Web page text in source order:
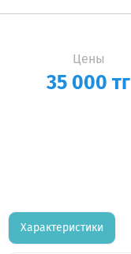
Цены
35 000 тг
Характеристики